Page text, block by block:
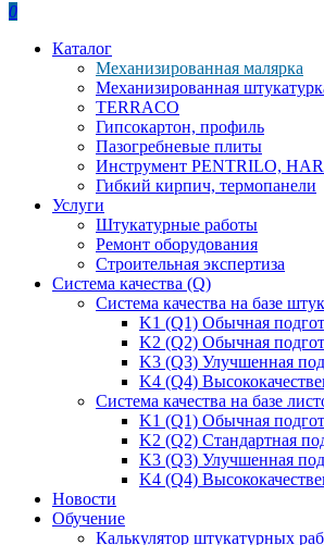
0
Каталог
Механизированная малярка
Механизированная
TERRACO
Гипсокартон, профиль
Пазогребневые плиты
Инструмент PENTRILO,
Гибкий кирпич, термопанели
Услуги
Штукатурные работы
Ремонт оборудования
Строительная экспертиза
Система качества (Q)
Система качества на базе
K1 (Q1) Обычная
K2 (Q2) Обычная
K3 (Q3) Улучшенная
K4 (Q4)
Система качества на базе
K1 (Q1) Обычная
K2 (Q2) Стандартная
K3 (Q3) Улучшенная
K4 (Q4)
Новости
Обучение
Калькулятор штукатурных